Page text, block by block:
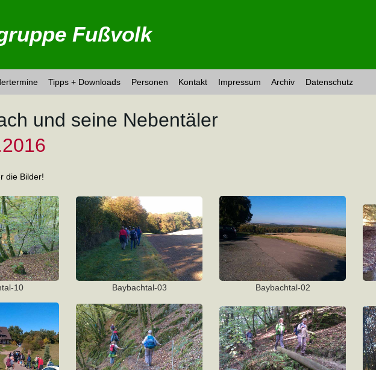
Fußvolk
Tipps + Downloads Personen Kontakt Impressum Archiv Datenschutz
und seine Nebentäler
die Bilder!
10 Baybachtal-03 Baybachtal-02